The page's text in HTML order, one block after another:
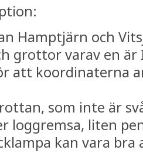
Hamptjärn och
grottor varav en är
att koordinaterna
som inte är
loggremsa, liten
kan vara bra